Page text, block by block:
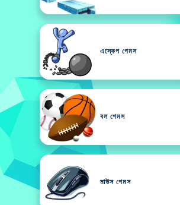
এস্কেপ গেমস
বল গেমস
মাউস গেমস